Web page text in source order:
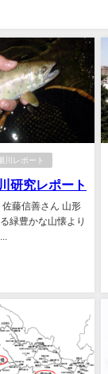
川レポート
研究レポート
藤信善さん 山形
緑豊かな山懐より